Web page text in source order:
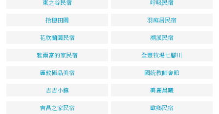
東之谷民宿 呼吸民宿
拾穗田園 羽庭居民宿
花欣蘭園民宿 溯溪民宿
雅爾富的家民宿 全豐牧場七腳川
麗敦極品美宿 國統教師會館
吉吉小鎮 美麗晨曦
吉昌之家民宿 歐鄉民宿